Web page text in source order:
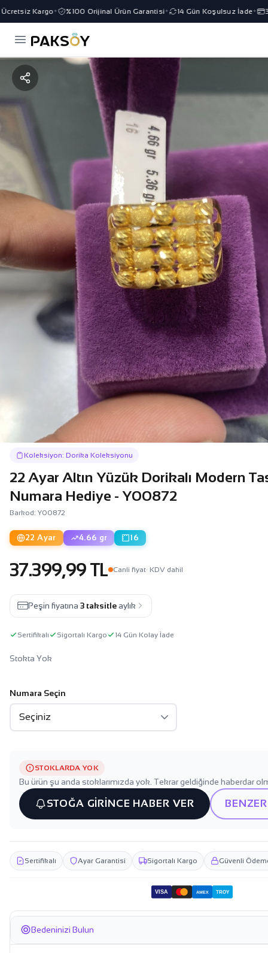
Kargo✦ %100 Orijinal Ürün Garantisi✦ 14 Gün Koşulsuz İade ✦ 3
Koleksiyon: Dorika Koleksiyonu
22 Ayar Altın Yüzük Dorikalı Modern
Numara Hediye - Y00872
Barkod: Y00872
22 Ayar 4.66 gr 16
37.399,99 TL Canli fiyat· KDV dahil
Peşin fiyatına 3 taksitle aylık
Sertifikalı Sigortalı Kargo 14 Gün Kolay İade
Stokta Yok
Numara Seçin
STOKLARDA YOK
Bu ürün şu anda stoklarımızda yok. Tekrar geldiğinde haberdar
STOĞA GİRİNCE HABER VER
Sertifikalı Ayar Garantisi Sigortalı Kargo Güvenli
VISA AMEX TROY
Bedeninizi Bulun